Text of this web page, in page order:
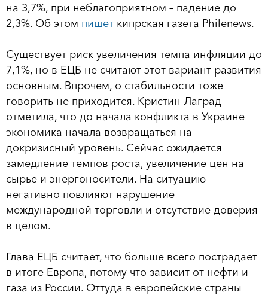
на 3,7%, при неблагоприятном – падение до
2,3%. Об этом пишет кипрская газета Philenews.
Существует риск увеличения темпа инфляции до
7,1%, но в ЕЦБ не считают этот вариант развития
основным. Впрочем, о стабильности тоже
говорить не приходится. Кристин Лаград
отметила, что до начала конфликта в Украине
экономика начала возвращаться на
докризисный уровень. Сейчас ожидается
замедление темпов роста, увеличение цен на
сырье и энергоносители. На ситуацию
негативно повлияют нарушение
международной торговли и отсутствие доверия
в целом.
Глава ЕЦБ считает, что больше всего пострадает
в итоге Европа, потому что зависит от нефти и
газа из России. Оттуда в европейские страны